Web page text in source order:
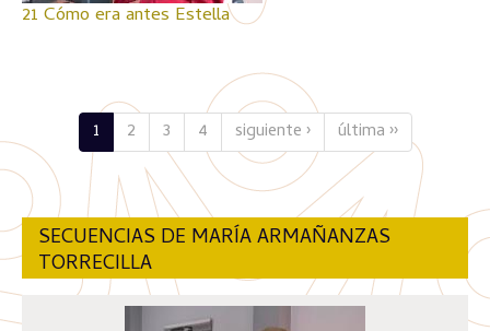
21 Cómo era antes Estella
1 2 3 4 siguiente › última ››
SECUENCIAS DE MARÍA ARMAÑANZAS
TORRECILLA